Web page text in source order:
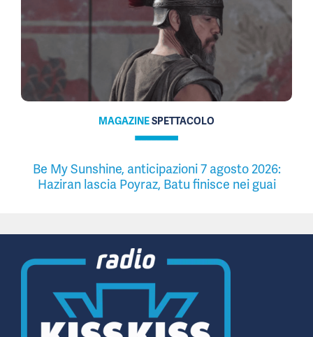
MAGAZINESPETTACOLO
Be My Sunshine, anticipazioni 7 agosto 2026:
Haziran lascia Poyraz, Batu finisce nei guai